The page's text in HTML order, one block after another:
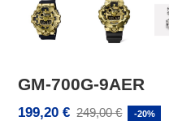
GM-700G-9AER
199,20 € 249,00 € -20%